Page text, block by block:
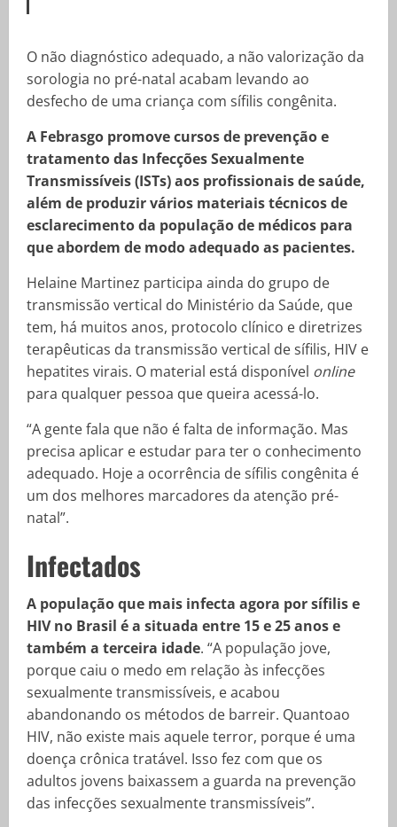
O não diagnóstico adequado, a não valorização da
sorologia no pré-natal acabam levando ao
desfecho de uma criança com sífilis congênita.
A Febrasgo promove cursos de prevenção e
tratamento das Infecções Sexualmente
Transmissíveis (ISTs) aos profissionais de saúde,
além de produzir vários materiais técnicos de
esclarecimento da população de médicos para
que abordem de modo adequado as pacientes.
Helaine Martinez participa ainda do grupo de
transmissão vertical do Ministério da Saúde, que
tem, há muitos anos, protocolo clínico e diretrizes
terapêuticas da transmissão vertical de sífilis, HIV e
hepatites virais. O material está disponível online
para qualquer pessoa que queira acessá-lo.
“A gente fala que não é falta de informação. Mas
precisa aplicar e estudar para ter o conhecimento
adequado. Hoje a ocorrência de sífilis congênita é
um dos melhores marcadores da atenção pré-
natal”.
Infectados
A população que mais infecta agora por sífilis e
HIV no Brasil é a situada entre 15 e 25 anos e
também a terceira idade. “A população jove,
porque caiu o medo em relação às infecções
sexualmente transmissíveis, e acabou
abandonando os métodos de barreir. Quantoao
HIV, não existe mais aquele terror, porque é uma
doença crônica tratável. Isso fez com que os
adultos jovens baixassem a guarda na prevenção
das infecções sexualmente transmissíveis”.